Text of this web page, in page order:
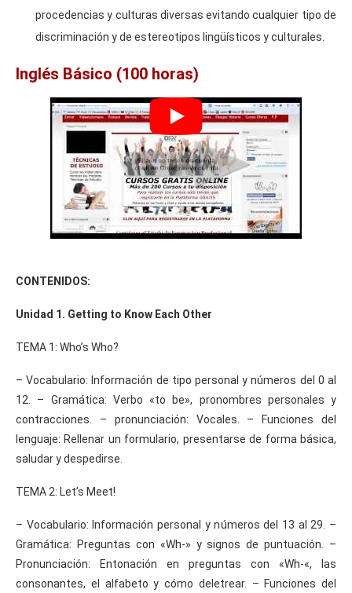
procedencias y culturas diversas evitando cualquier tipo de
discriminación y de estereotipos lingüísticos y culturales.
Inglés Básico (100 horas)
CONTENIDOS:
Unidad 1. Getting to Know Each Other
TEMA 1: Who’s Who?
– Vocabulario: Información de tipo personal y números del 0 al
12. – Gramática: Verbo «to be», pronombres personales y
contracciones. – pronunciación: Vocales. – Funciones del
lenguaje: Rellenar un formulario, presentarse de forma básica,
saludar y despedirse.
TEMA 2: Let’s Meet!
– Vocabulario: Información personal y números del 13 al 29. –
Gramática: Preguntas con «Wh-» y signos de puntuación. –
Pronunciación: Entonación en preguntas con «Wh-«, las
consonantes, el alfabeto y cómo deletrear. – Funciones del